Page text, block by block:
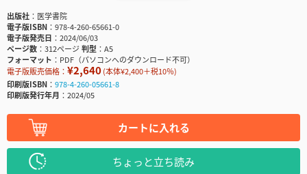
出版社
医学書院
電子版ISBN
978-4-260-65661-0
電子版発売日
2024/06/03
ページ数
312ページ判型
A5
フォーマット
PDF（パソコンへのダウンロード不可）
電子版販売価格： ¥2,640(本体¥2,400＋税10％)
印刷版ISBN
978-4-260-05661-8
印刷版発行年月
2024/05
カートに入れる
ちょっと立ち読み